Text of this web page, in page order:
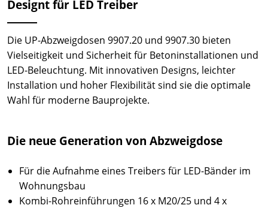
Designt für LED Treiber
Die UP-Abzweigdosen 9907.20 und 9907.30 bieten
Vielseitigkeit und Sicherheit für Betoninstallationen und
LED-Beleuchtung. Mit innovativen Designs, leichter
Installation und hoher Flexibilität sind sie die optimale
Wahl für moderne Bauprojekte.
Die neue Generation von Abzweigdose
Für die Aufnahme eines Treibers für LED-Bänder im
Wohnungsbau
Kombi-Rohreinführungen 16 x M20/25 und 4 x